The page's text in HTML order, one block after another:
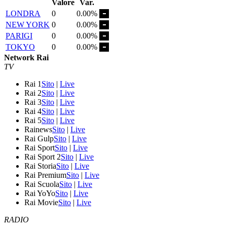
Valore Var.
LONDRA
0
0.00%
NEW YORK 0
0.00%
PARIGI
0
0.00%
TOKYO
0
0.00%
Network Rai
TV
Rai 1 Sito | Live
Rai 2Sito | Live
Rai 3Sito | Live
Rai 4Sito | Live
Rai 5Sito | Live
RainewsSito | Live
Rai GulpSito | Live
Rai SportSito | Live
Rai Sport 2Sito | Live
Rai StoriaSito | Live
Rai PremiumSito | Live
Rai ScuolaSito | Live
Rai YoYoSito | Live
Rai MovieSito | Live
RADIO